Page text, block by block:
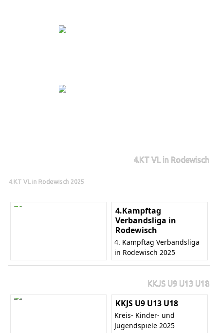
4.KT VL in Rodewisch
4.KT VL in Rodewisch 2025
4.Kampftag
Verbandsliga in
Rodewisch
4. Kampftag Verbandsliga
in Rodewisch 2025
KKJS U9 U13 U18
KKJS U9 U13 U18
Kreis- Kinder- und
Jugendspiele 2025